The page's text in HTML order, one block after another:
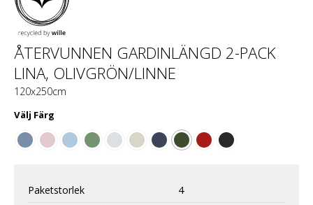
ÅTERVUNNEN GARDINLÄNGD 2-PACK
LINA, OLIVGRÖN/LINNE
120x250cm
Välj Färg
Paketstorlek
4